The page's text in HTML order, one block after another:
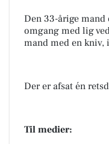
Den 33-årige
omgang med lig
mand med en kniv,
Der er afsat én
Til medier: